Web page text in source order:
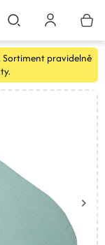
Sortiment pravidelně